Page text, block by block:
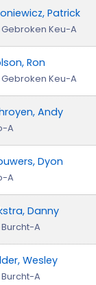
Patrick
Gebroken Keu-A
Ron
Gebroken Keu-A
Andy
A
Dyon
A
Danny
A
Wesley
A